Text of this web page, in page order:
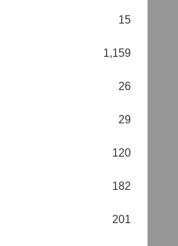
15
1,159
26
29
120
182
201